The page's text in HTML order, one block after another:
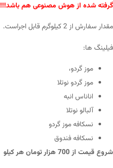
گرفته شده از هوش مصنوعی هم باشد!!!
مقدار سفارش از 2 کیلوگرم قابل اجراست.
فیلینگ ها:
موز گردو،
موز گردو نوتلا
اناناس انبه
آلبالو نوتلا
نسکافه موز گردو
نسکافه فندوق
شروع قیمت از 700 هزار تومان هر کیلو